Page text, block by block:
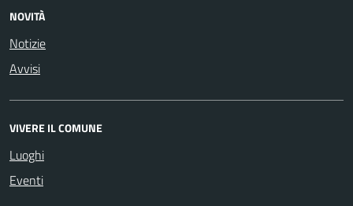
NOVITÀ
Notizie
Avvisi
VIVERE IL COMUNE
Luoghi
Eventi